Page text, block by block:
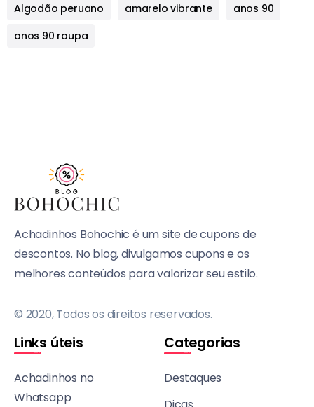
Algodão peruano
amarelo vibrante
anos 90
anos 90 roupa
Achadinhos Bohochic é um site de cupons de
descontos. No blog, divulgamos cupons e os
melhores conteúdos para valorizar seu estilo.
© 2020, Todos os direitos reservados.
Links úteis
Achadinhos no
Whatsapp
Categorias
Destaques